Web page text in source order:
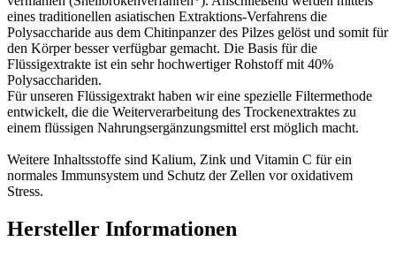
eines traditionellen asiatischen Extraktions-Verfahrens die
Polysaccharide aus dem Chitinpanzer des Pilzes gelöst und somit für
den Körper besser verfügbar gemacht. Die Basis für die
Flüssigextrakte ist ein sehr hochwertiger Rohstoff mit 40%
Polysacchariden.
Für unseren Flüssigextrakt haben wir eine spezielle Filtermethode
entwickelt, die die Weiterverarbeitung des Trockenextraktes zu
einem flüssigen Nahrungsergänzungsmittel erst möglich macht.
Weitere Inhaltsstoffe sind Kalium, Zink und Vitamin C für ein
normales Immunsystem und Schutz der Zellen vor oxidativem
Stress.
Hersteller Informationen